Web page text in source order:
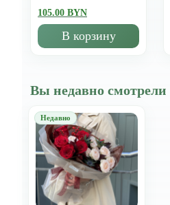
105.00 BYN
В корзину
Вы недавно смотрели